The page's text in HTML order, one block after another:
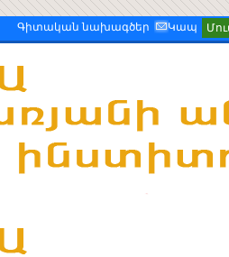
Գիտական նախագծեր Կապ